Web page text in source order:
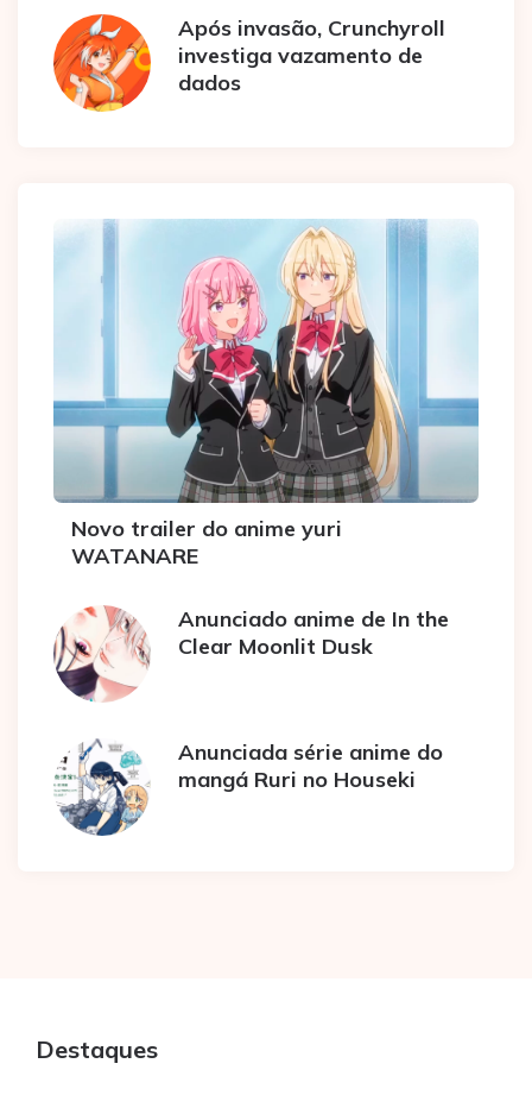
Após invasão, Crunchyroll
investiga vazamento de
dados
Novo trailer do anime yuri
WATANARE
Anunciado anime de In the
Clear Moonlit Dusk
Anunciada série anime do
mangá Ruri no Houseki
Destaques